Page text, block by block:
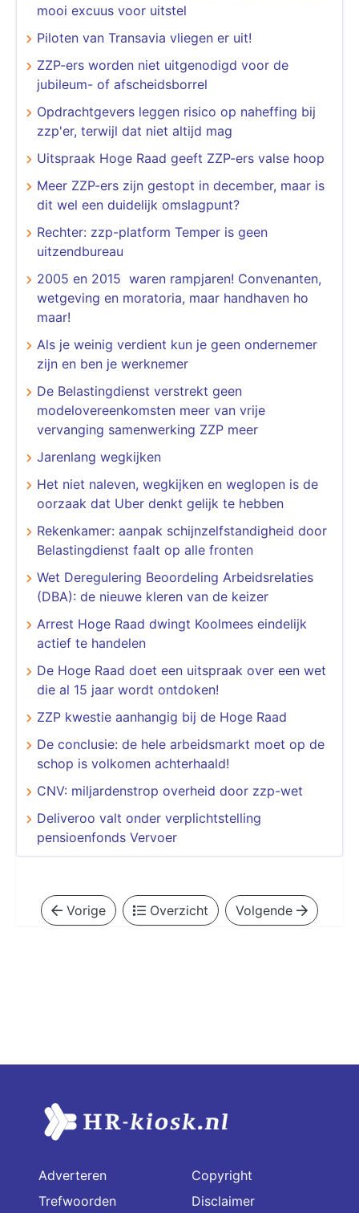
mooi excuus voor uitstel
Piloten van Transavia vliegen er uit!
​​​​​​​ZZP-ers worden niet uitgenodigd voor de
jubileum- of afscheidsborrel
Opdrachtgevers leggen risico op naheffing bij
zzp'er, terwijl dat niet altijd mag
Uitspraak Hoge Raad geeft ZZP-ers valse hoop
Meer ZZP-ers zijn gestopt in december, maar is
dit wel een duidelijk omslagpunt?
Rechter: zzp-platform Temper is geen
uitzendbureau
2005 en 2015 waren rampjaren! Convenanten,
wetgeving en moratoria, maar handhaven ho
maar!
Als je weinig verdient kun je geen ondernemer
zijn en ben je werknemer
De Belastingdienst verstrekt geen
modelovereenkomsten meer van vrije
vervanging samenwerking ZZP meer
Jarenlang wegkijken
Het niet naleven, wegkijken en weglopen is de
oorzaak dat Uber denkt gelijk te hebben
Rekenkamer: aanpak schijnzelfstandigheid door
Belastingdienst faalt op alle fronten
Wet Deregulering Beoordeling Arbeidsrelaties
(DBA): de nieuwe kleren van de keizer
Arrest Hoge Raad dwingt Koolmees eindelijk
actief te handelen
De Hoge Raad doet een uitspraak over een wet
die al 15 jaar wordt ontdoken!
ZZP kwestie aanhangig bij de Hoge Raad
De conclusie: de hele arbeidsmarkt moet op de
schop is volkomen achterhaald!
CNV: miljardenstrop overheid door zzp-wet
Deliveroo valt onder verplichtstelling
pensioenfonds Vervoer
Vorige Overzicht Volgende
Adverteren
Trefwoorden
Copyright
Disclaimer